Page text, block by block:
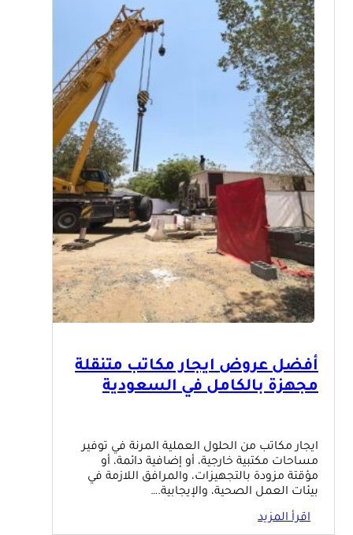
أفضل عروض ايجار مكاتب متنقلة
مجهزة بالكامل في السعودية
ايجار مكاتب من الحلول العملية المرنة في توفير
مساحات مكتبية خارجية، أو إضافية دائمة، أو
مؤقتة مزودة بالتجهيزات، والمرافق اللازمة في
بيئات العمل الصحية، والإيجابية.…
اقرأ المزيد